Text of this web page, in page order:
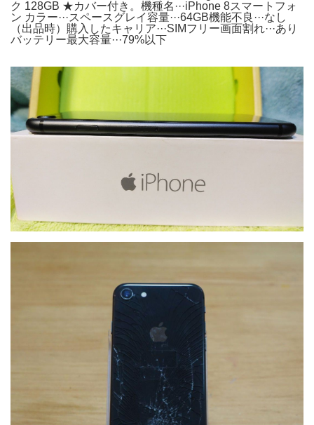
ク 128GB ★カバー付き。機種名···iPhone 8スマートフォ
ン カラー···スペースグレイ容量···64GB機能不良···なし
（出品時）購入したキャリア···SIMフリー画面割れ···あり
バッテリー最大容量···79%以下